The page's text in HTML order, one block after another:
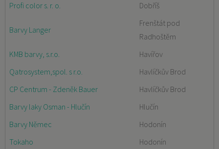
Profi color s. r. o.
Dobříš
Barvy Langer
Frenštát pod
Radhoštěm
KMB barvy, s.r.o.
Havířov
Qatrosystem,spol. s r.o.
Havlíčkův Brod
CP Centrum - Zdeněk Bauer
Havlíčkův Brod
Barvy laky Osman - Hlučín
Hlučín
Barvy Němec
Hodonín
Tokaho
Hodonín